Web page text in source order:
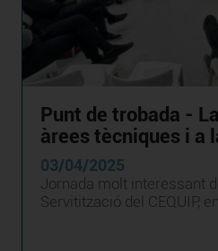
Punt de trobada -
àrees tècniques i a
03/04/2025
Jornada molt interessant
Servitització del CEQUIP,